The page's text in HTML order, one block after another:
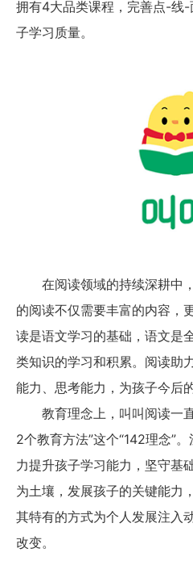
拥有4大品类课程，完善点-线
子学习质量。
在阅读领域的持续深耕中
的阅读不仅需要丰富的内容，
读是语文学习的基础，语文是
类知识的学习和积累。阅读助
能力、思考能力，为孩子今后
教育理念上，叫叫阅读一直
2个教育方法”这个“142理念”
力提升孩子学习能力，坚守基
为土壤，发展孩子的关键能力
其特有的方式为个人发展注入
改变。